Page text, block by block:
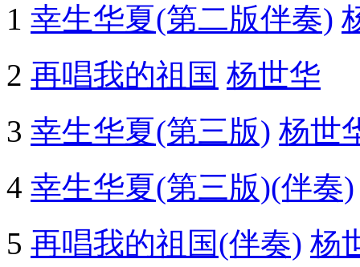
1 幸生华夏(第二版伴奏)
2 再唱我的祖国 杨世华
3 幸生华夏(第三版) 杨世
4 幸生华夏(第三版)(伴奏)
5 再唱我的祖国(伴奏) 杨